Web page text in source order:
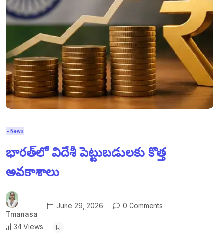
- News
భారత్‌లో విదేశీ పెట్టుబడులకు కొత్త
అవకాశాలు
Tmanasa
June 29, 2026 0 Comments
34 Views